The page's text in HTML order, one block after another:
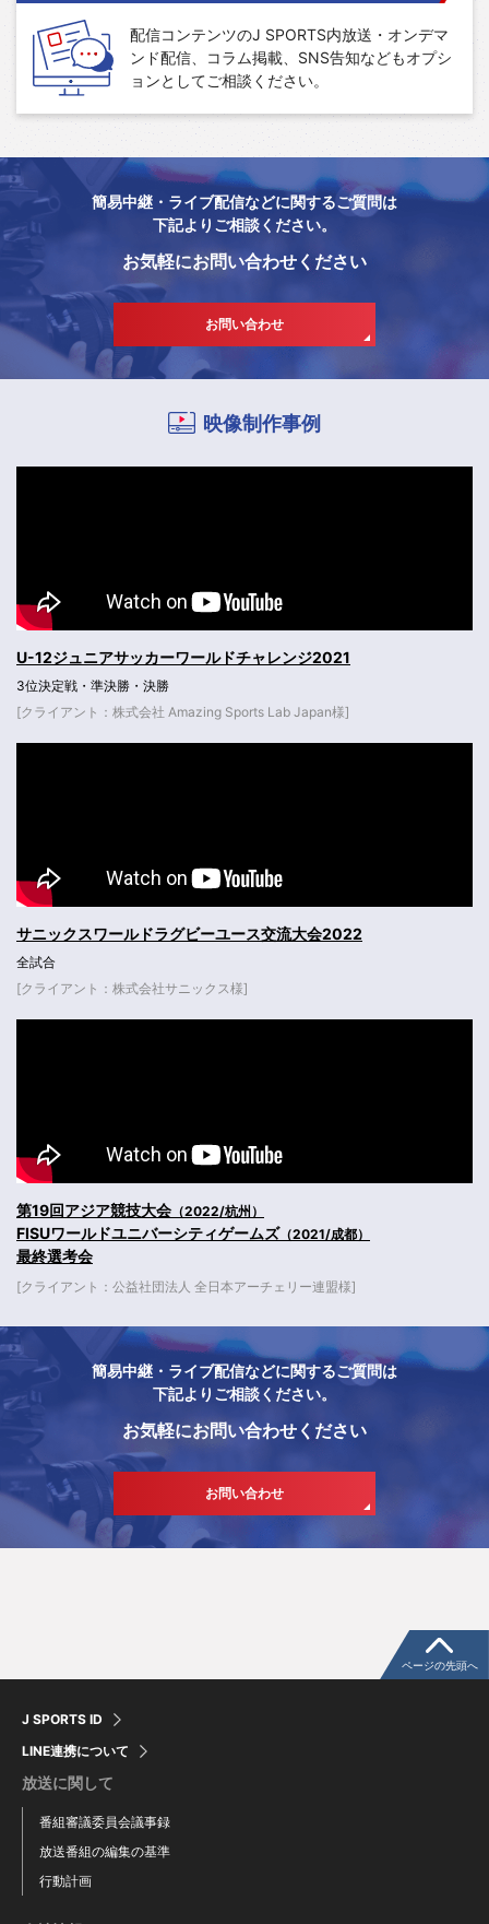
配信コンテンツのJ SPORTS内放送・オンデマ
ンド配信、コラム掲載、SNS告知などもオプシ
ョンとしてご相談ください。
簡易中継・ライブ配信などに関するご質問は
下記よりご相談ください。
お気軽にお問い合わせください
お問い合わせ
映像制作事例
U-12ジュニアサッカーワールドチャレンジ2021
3位決定戦・準決勝・決勝
[クライアント：株式会社 Amazing Sports Lab Japan様]
サニックスワールドラグビーユース交流大会2022
全試合
[クライアント：株式会社サニックス様]
第19回アジア競技大会 （2022/杭州）
FISUワールドユニバーシティゲームズ（2021/成都）
最終選考会
[クライアント：公益社団法人 全日本アーチェリー連盟様]
簡易中継・ライブ配信などに関するご質問は
下記よりご相談ください。
お気軽にお問い合わせください
お問い合わせ
J SPORTS ID
LINE連携について
放送に関して
番組審議委員会議事録
放送番組の編集の基準
行動計画
ページの先頭へ